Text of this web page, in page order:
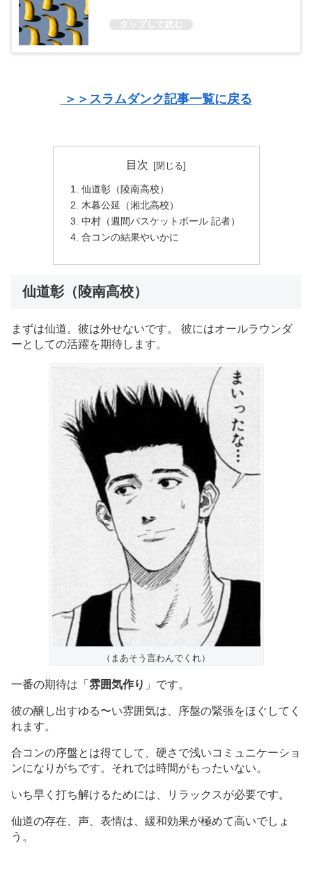
＞＞スラムダンク記事一覧に戻る
目次
仙道彰（陵南高校）
木暮公延（湘北高校）
中村（週間バスケットボール 記者）
合コンの結果やいかに
仙道彰（陵南高校）
まずは仙道。彼は外せないです。 彼にはオールラウンダ
ーとしての活躍を期待します。
（まあそう言わんでくれ）
一番の期待は「 雰囲気作り 」です。
彼の醸し出すゆる〜い雰囲気は、序盤の緊張をほぐしてく
れます。
合コンの序盤とは得てして、硬さで浅いコミュニケーショ
ンになりがちです。それでは時間がもったいない。
いち早く打ち解けるためには、リラックスが必要です。
仙道の存在、声、表情は、緩和効果が極めて高いでしょ
う。